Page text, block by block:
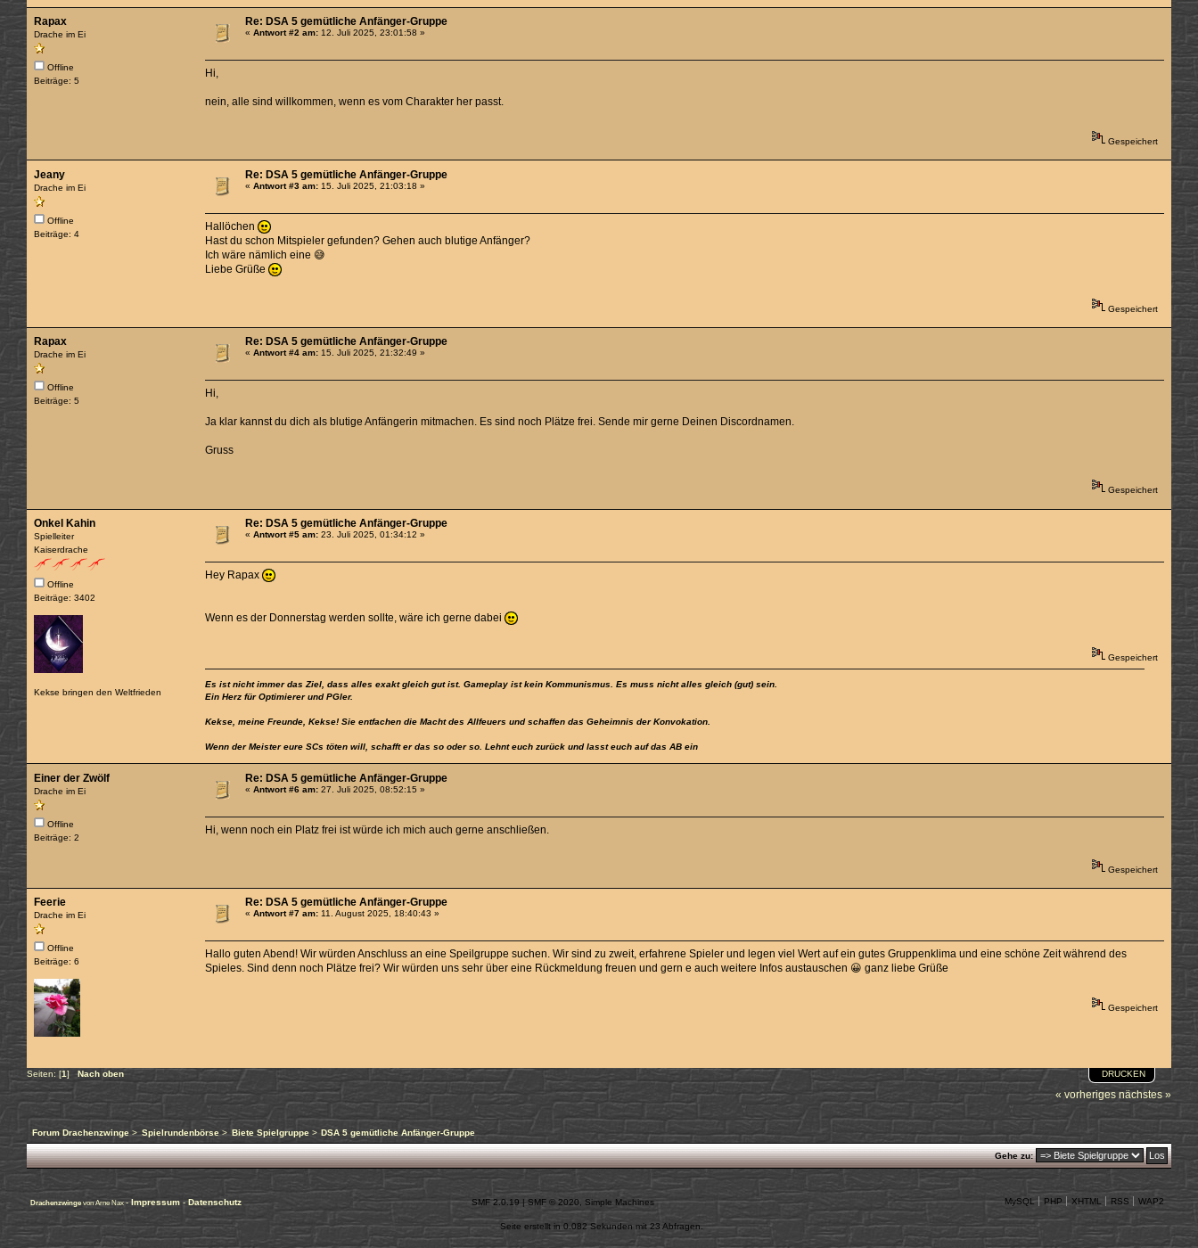
Rapax
Drache im Ei
Offline
Beiträge: 5
Re: DSA 5 gemütliche Anfänger-Gruppe
«Antwort #2 am: 12. Juli 2025, 23:01:58 »
Hi,
nein, alle sind willkommen, wenn es vom Charakter her passt.
Gespeichert
Jeany
Drache im Ei
Offline
Beiträge: 4
Re: DSA 5 gemütliche Anfänger-Gruppe
«Antwort #3 am: 15. Juli 2025, 21:03:18 »
Hallöchen
Hast du schon Mitspieler gefunden? Gehen auch blutige Anfänger?
Ich wäre nämlich eine 😅
Liebe Grüße
Gespeichert
Rapax
Drache im Ei
Offline
Beiträge: 5
Re: DSA 5 gemütliche Anfänger-Gruppe
«Antwort #4 am: 15. Juli 2025, 21:32:49 »
Hi,
Ja klar kannst du dich als blutige Anfängerin mitmachen. Es sind noch Plätze frei. Sende mir gerne Deinen Discordnamen.
Gruss
Gespeichert
Onkel Kahin
Spielleiter
Kaiserdrache
Offline
Beiträge: 3402
Kekse bringen den Weltfrieden
Re: DSA 5 gemütliche Anfänger-Gruppe
«Antwort #5 am: 23. Juli 2025, 01:34:12 »
Hey Rapax
Wenn es der Donnerstag werden sollte, wäre ich gerne dabei
Gespeichert
Es ist nicht immer das Ziel, dass alles exakt gleich gut ist. Gameplay ist kein Kommunismus. Es muss nicht alles gleich (gut) sein.
Ein Herz für Optimierer und PGler.
Kekse, meine Freunde, Kekse! Sie entfachen die Macht des Allfeuers und schaffen das Geheimnis der Konvokation.
Wenn der Meister eure SCs töten will, schafft er das so oder so. Lehnt euch zurück und lasst euch auf das AB ein
Einer der Zwölf
Drache im Ei
Offline
Beiträge: 2
Re: DSA 5 gemütliche Anfänger-Gruppe
«Antwort #6 am: 27. Juli 2025, 08:52:15 »
Hi, wenn noch ein Platz frei ist würde ich mich auch gerne anschließen.
Gespeichert
Feerie
Drache im Ei
Offline
Beiträge: 6
Re: DSA 5 gemütliche Anfänger-Gruppe
«Antwort #7 am: 11. August 2025, 18:40:43 »
Hallo guten Abend! Wir würden Anschluss an eine Speilgruppe suchen. Wir sind zu zweit, erfahrene Spieler und legen viel Wert auf ein gutes Gruppenklima und eine schöne Zeit während des
Spieles. Sind denn noch Plätze frei? Wir würden uns sehr über eine Rückmeldung freuen und gern e auch weitere Infos austauschen 😀 ganz liebe Grüße
Gespeichert
DRUCKEN
Seiten: [1]Nach oben
« vorheriges nächstes »
Forum Drachenzwinge> Spielrundenbörse> Biete Spielgruppe> DSA 5 gemütliche Anfänger-Gruppe
Gehe zu:
Drachenzwingevon Arne Nax- Impressum -Datenschutz SMF 2.0.19 |SMF © 2020, Simple Machines MySQL PHP XHTML RSS WAP2
Seite erstellt in 0.082 Sekunden mit 23 Abfragen.